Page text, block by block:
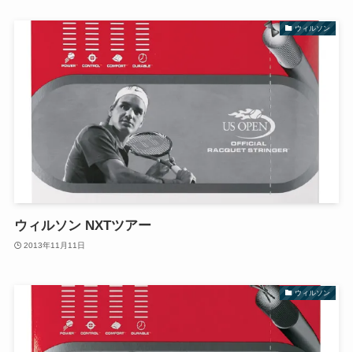
ウィルソン
ウィルソン NXTツアー
2013年11月11日
ウィルソン